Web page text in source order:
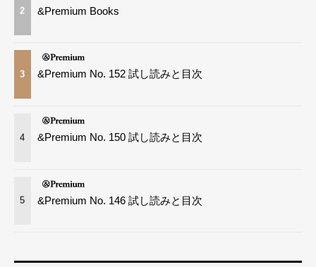
2 &Premium Books
3 &Premium No. 152 試し読みと目次
4 &Premium No. 150 試し読みと目次
5 &Premium No. 146 試し読みと目次